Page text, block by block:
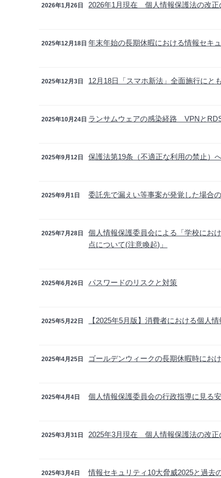
2026年1月26日 2026年1月現在 個人情報保護法の改正
2025年12月18日 年末年始の長期休暇における情報セキ
2025年12月3日 12月18日「スマホ新法」全面施行にと
2025年10月24日 ランサムウェアの感染経路 VPNと
2025年9月12日 保護法第19条（不適正な利用の禁止）
2025年9月1日 委託先で漏えい等事案が発覚した場合
2025年7月28日
個人情報保護委員会による「学校にお
点について(注意喚起)」
2025年6月26日 パスワードのリスクと対策
2025年5月22日 【2025年5月版】消費者における個人
2025年4月25日 ゴールデンウィークの長期休暇時にお
2025年4月4日 個人情報保護委員会の行政指導に見る
2025年3月31日 2025年3月現在 個人情報保護法の改正
2025年3月4日 情報セキュリティ10大脅威2025と過去